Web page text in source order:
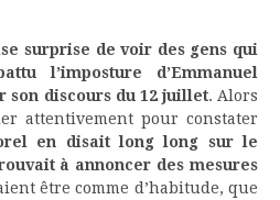
surprise de voir des gens qui
l’imposture d’Emmanuel
son discours du 12 juillet. Alors
attentivement pour constater
en disait long long sur le
à annoncer des mesures
être comme d’habitude, que